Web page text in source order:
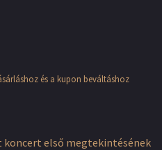
és a kupon beváltáshoz
első megtekintésének